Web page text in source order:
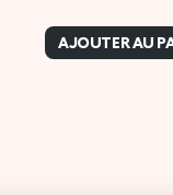
AJOUTER AU